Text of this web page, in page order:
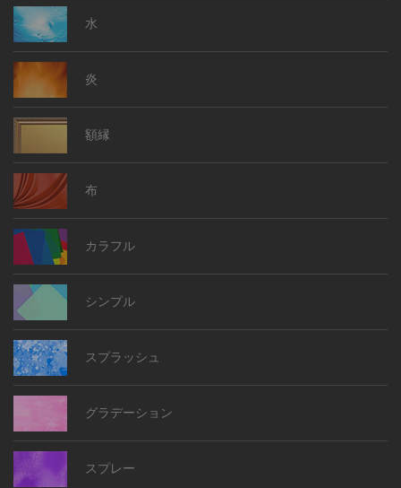
水
炎
額縁
布
カラフル
シンプル
スプラッシュ
グラデーション
スプレー